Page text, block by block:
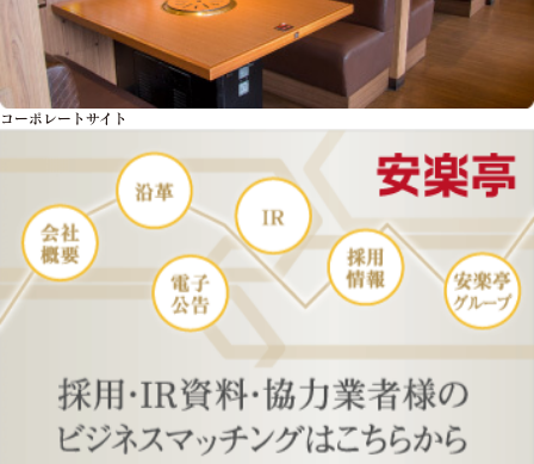
コーポレートサイト